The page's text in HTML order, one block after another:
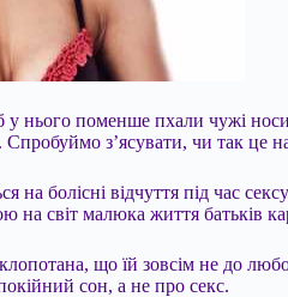
нього поменше пхали чужі
з’ясувати, чи так це
на болісні відчуття під час
на світ малюка життя батьків
що їй зовсім не до
сон, а не про секс.